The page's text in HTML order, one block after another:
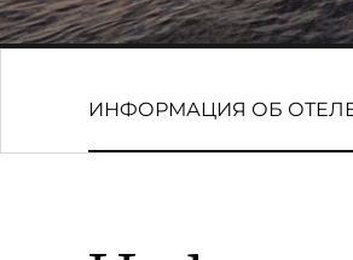
ИНФОРМАЦИЯ ОБ